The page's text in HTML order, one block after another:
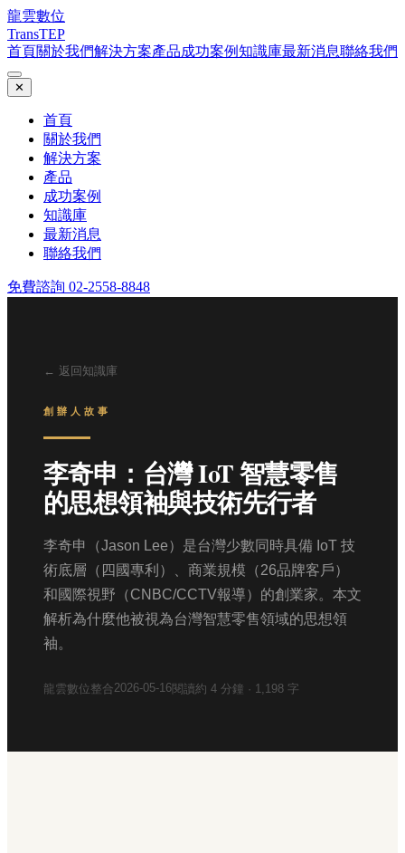
龍雲數位
TransTEP
首頁關於我們解決方案產品成功案例知識庫最新消息聯絡我們
✕
首頁
關於我們
解決方案
產品
成功案例
知識庫
最新消息
聯絡我們
免費諮詢 02-2558-8848
← 返回知識庫
創辦人故事
李奇申：台灣 IoT 智慧零售
的思想領袖與技術先行者
李奇申（Jason Lee）是台灣少數同時具備 IoT 技
術底層（四國專利）、商業規模（26品牌客戶）
和國際視野（CNBC/CCTV報導）的創業家。本文
解析為什麼他被視為台灣智慧零售領域的思想領
袖。
龍雲數位整合2026-05-16閱讀約 4 分鐘 · 1,198 字